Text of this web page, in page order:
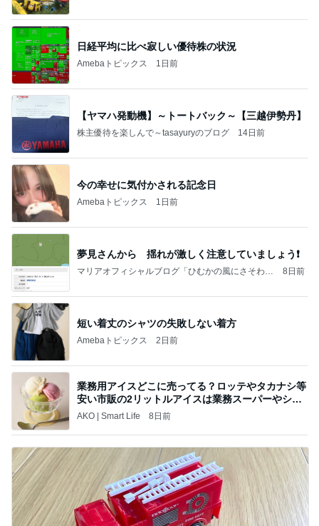
日経平均に比べ寂しい優待株の状況
Amebaトピックス 1日前
【ヤマハ発動機】～トートバック～【三越伊勢丹】
株主優待を楽しんで～tasayuryのブログ 14日前
今の幸せに気付かされる記念日
Amebaトピックス 1日前
夢見さんから 揺れが激しく注意していましょう❗️
マリアオフィシャルブログ「ひむかの風にさそわれ
8日前
短い着丈のシャツの失敗しない着方
Amebaトピックス 2日前
業務用アイスどこに売ってる？ロッテやタカナシ等
安い市販の2リットルアイスは業務スーパーやシャ
トレ
AKO | Smart Life 8日前